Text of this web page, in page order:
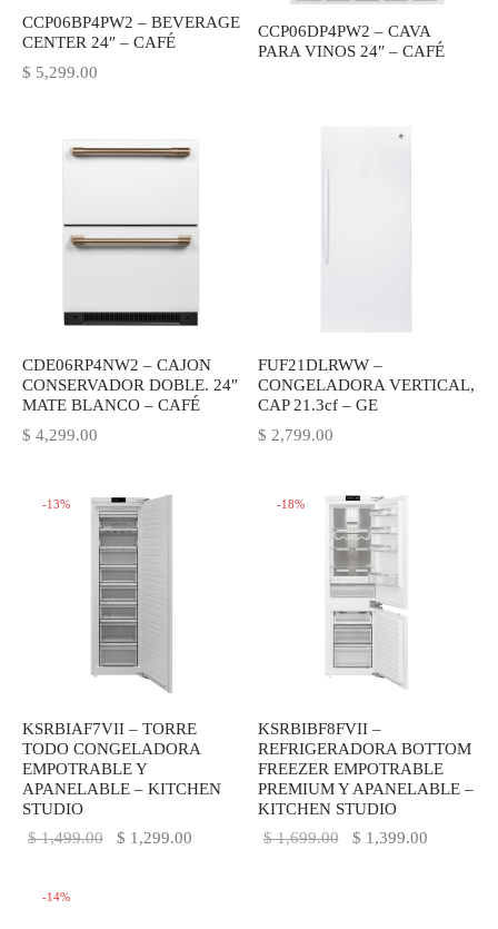
CCP06BP4PW2 – BEVERAGE
CENTER 24″ – CAFÉ
$ 5,299.00
CCP06DP4PW2 – CAVA
PARA VINOS 24″ – CAFÉ
CDE06RP4NW2 – CAJON
CONSERVADOR DOBLE. 24″
MATE BLANCO – CAFÉ
$ 4,299.00
FUF21DLRWW –
CONGELADORA VERTICAL,
CAP 21.3cf – GE
$ 2,799.00
-13%
KSRBIAF7VII – TORRE
TODO CONGELADORA
EMPOTRABLE Y
APANELABLE – KITCHEN
STUDIO
$1,499.00
El precio
$ 1,299.00
-18%
KSRBIBF8FVII –
REFRIGERADORA BOTTOM
FREEZER EMPOTRABLE
PREMIUM Y APANELABLE –
KITCHEN STUDIO
$1,699.00
El precio
$ 1,399.00
-14%